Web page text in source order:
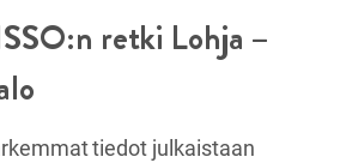
retki Lohja –
tiedot julkaistaan